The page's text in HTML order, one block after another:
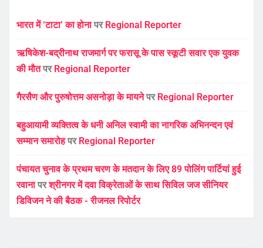
भारत में ‘टाटा’ का होनापर Regional Reporter
ऋषिकेश-बद्रीनाथ राजमार्ग पर फरासू के पास स्कूटी सवार एक युवक
की मौतपर Regional Reporter
गैरसैण और पुरुषोत्तम असनोड़ा के मायनेपर Regional Reporter
बहुआयामी व्यक्तित्व के धनी अनिल स्वामी का नागरिक अभिनन्दन एवं
सम्मान समारोहपर Regional Reporter
पंचायत चुनाव के प्रथम चरण के मतदान के लिए 89 पोलिंग पार्टियां हुई
रवानापरश्रीनगर में दवा विक्रेताओं के साथ सिविल जज सीनियर
डिविजन ने की बैठक - रीजनल रिपोर्टर